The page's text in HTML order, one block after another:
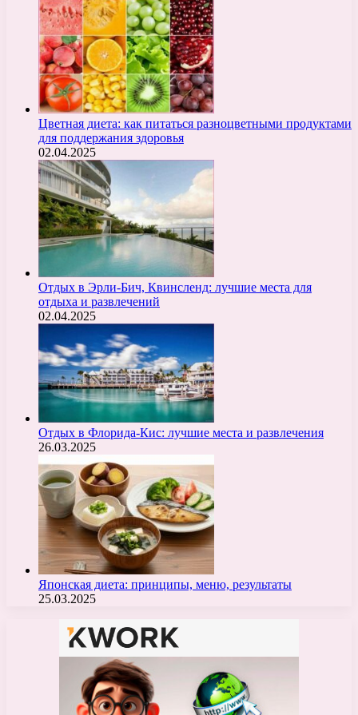
Цветная диета: как питаться разноцветными продуктами
для поддержания здоровья
02.04.2025
Отдых в Эрли-Бич, Квинсленд: лучшие места для
отдыха и развлечений
02.04.2025
Отдых в Флорида-Кис: лучшие места и развлечения
26.03.2025
Японская диета: принципы, меню, результаты
25.03.2025